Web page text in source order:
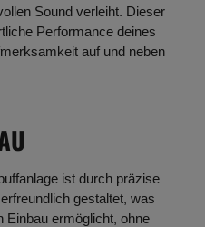
Sound verleiht. Dieser
Performance deines
auf und neben
ist durch präzise
gestaltet, was
Einbau ermöglicht, ohne